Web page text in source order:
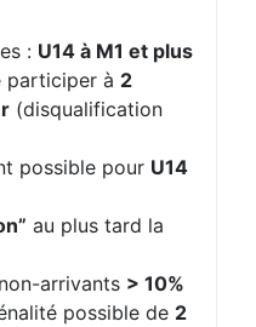
: U14 à M1 et plus
participer à 2
(disqualification
possible pour U14
au plus tard la
arrivants > 10%
possible de 2